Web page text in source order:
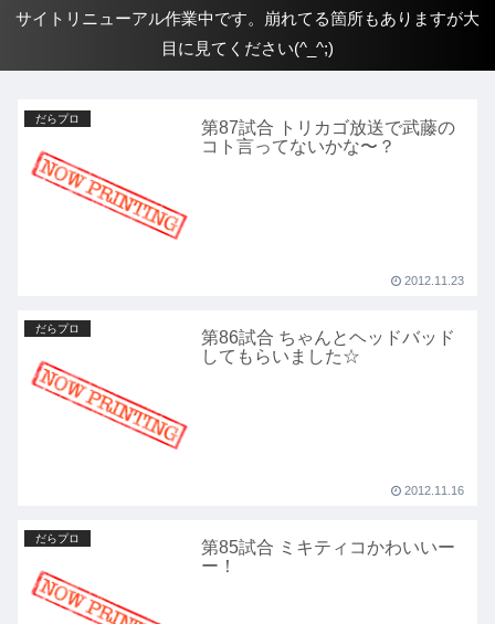
サイトリニューアル作業中です。崩れてる箇所もありますが大
目に見てください(^_^;)
だらプロ
第87試合 トリカゴ放送で武藤の
コト言ってないかな〜？
2012.11.23
だらプロ
第86試合 ちゃんとヘッドバッド
してもらいました☆
2012.11.16
だらプロ
第85試合 ミキティコかわいいー
ー！